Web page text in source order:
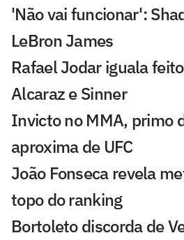
'Não vai funcionar':
LeBron James
Rafael Jodar iguala
Alcaraz e Sinner
Invicto no MMA, primo
aproxima de UFC
João Fonseca revela
topo do ranking
Bortoleto discorda de